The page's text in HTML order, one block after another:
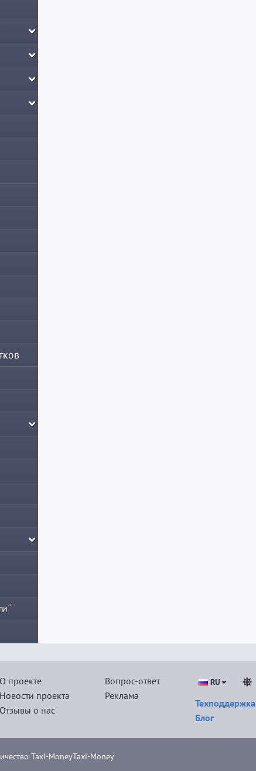
О проекте
Новости проекта
Отзывы о нас
Вопрос-ответ
Реклама
RU
Техподдержка
Блог
Taxi-MoneyTaxi-Money